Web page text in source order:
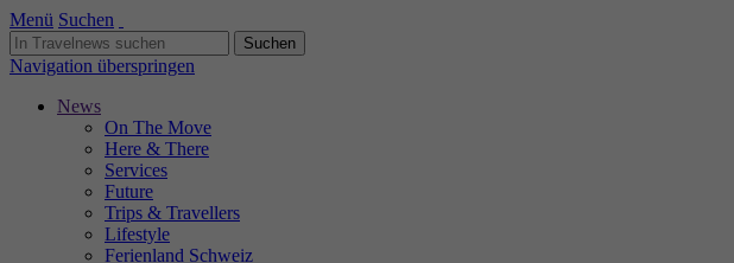
Menü Suchen
Navigation überspringen
News
On The Move
Here & There
Services
Future
Trips & Travellers
Lifestyle
Ferienland Schweiz